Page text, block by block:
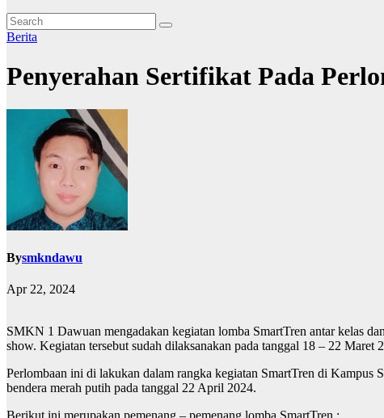
Berita
Penyerahan Sertifikat Pada
Bysmkndawu
Apr 22, 2024
SMKN 1 Dawuan mengadakan kegiatan lomba SmartTren antar kelas
show. Kegiatan tersebut sudah dilaksanakan pada tanggal 18 – 22
Perlombaan ini di lakukan dalam rangka kegiatan SmartTren di
bendera merah putih pada tanggal 22 April 2024.